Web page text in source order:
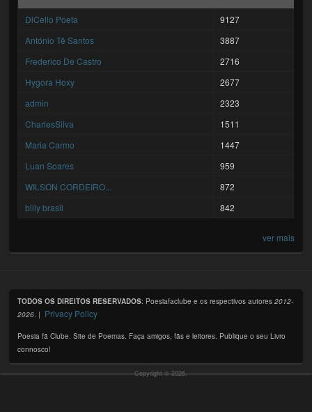
DiCello Poeta
9127
António Tê Santos
3887
Frederico De Castro
2716
Hygora Hoxy
2677
admin
2323
CharlesSilva
1511
Maria Carmo
1447
Luan Soares
959
WILSON CORDEIRO...
872
billy brasil
842
ver mais
TODOS OS DIREITOS RESERVADOS: Poesiafaclube e os respectivos autores2012-
2026. | Privacy Policy
Poesia fã Clube. Site de Poemas. Faça amigos, fãs e leitores. Publique o seu Livro
connosco!
Copyright © 2026,